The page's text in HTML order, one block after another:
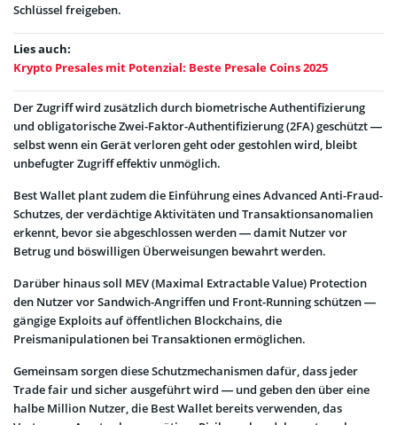
Schlüssel freigeben.
Lies auch:
Krypto Presales mit Potenzial: Beste Presale Coins 2025
Der Zugriff wird zusätzlich durch biometrische Authentifizierung
und obligatorische Zwei-Faktor-Authentifizierung (2FA) geschützt —
selbst wenn ein Gerät verloren geht oder gestohlen wird, bleibt
unbefugter Zugriff effektiv unmöglich.
Best Wallet plant zudem die Einführung eines Advanced Anti-Fraud-
Schutzes, der verdächtige Aktivitäten und Transaktionsanomalien
erkennt, bevor sie abgeschlossen werden — damit Nutzer vor
Betrug und böswilligen Überweisungen bewahrt werden.
Darüber hinaus soll MEV (Maximal Extractable Value) Protection
den Nutzer vor Sandwich-Angriffen und Front-Running schützen —
gängige Exploits auf öffentlichen Blockchains, die
Preismanipulationen bei Transaktionen ermöglichen.
Gemeinsam sorgen diese Schutzmechanismen dafür, dass jeder
Trade fair und sicher ausgeführt wird — und geben den über eine
halbe Million Nutzer, die Best Wallet bereits verwenden, das